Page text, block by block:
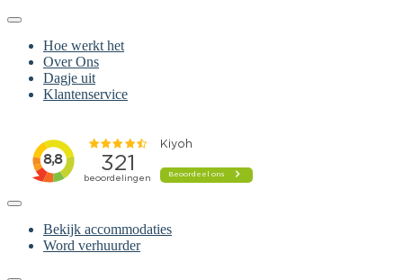
Hoe werkt het
Over Ons
Dagje uit
Klantenservice
Bekijk accommodaties
Word verhuurder